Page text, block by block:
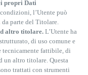
propri Dati
l’Utente può
parte del Titolare.
altro titolare. L’Utente ha
di uso comune e
fattibile, di
un altro titolare. Questa
trattati con strumenti